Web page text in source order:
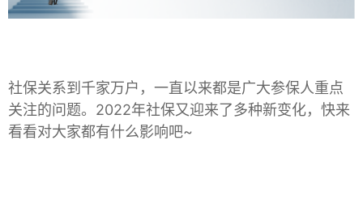
社保关系到千家万户，一直以来都是广大参保人重点
关注的问题。2022年社保又迎来了多种新变化，快来
看看对大家都有什么影响吧~